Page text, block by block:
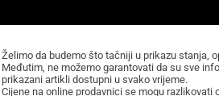
Želimo da budemo što tačniji u prikazu stanja,
Međutim, ne možemo garantovati da su sve
prikazani artikli dostupni u svako vrijeme.
Cijene na online prodavnici se mogu